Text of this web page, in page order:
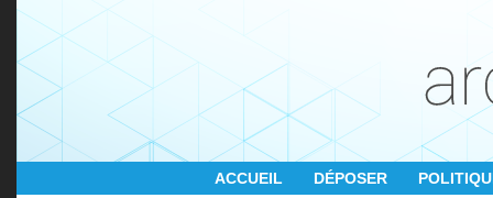
ACCUEIL DÉPOSER